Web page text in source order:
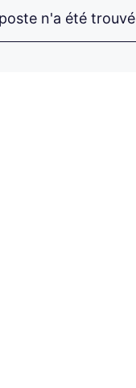
n'a été trouvé